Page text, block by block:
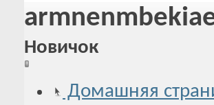
Новичок
Домашняя